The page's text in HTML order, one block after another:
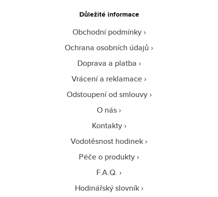
Důležité informace
Obchodní podmínky
Ochrana osobních údajů
Doprava a platba
Vrácení a reklamace
Odstoupení od smlouvy
O nás
Kontakty
Vodotěsnost hodinek
Péče o produkty
F.A.Q.
Hodinářský slovník